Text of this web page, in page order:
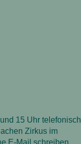
15 Uhr telefonisch
Zirkus im
E-Mail schreiben.